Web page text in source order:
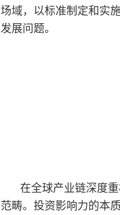
场域，以标准制定和实
发展问题。
在全球产业链深度
范畴。投资影响力的本